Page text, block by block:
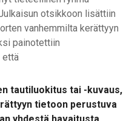
otsikkoon lisättiin
vanhemmilta kerättyyn
painotettiin
että
tautiluokitus tai -kuvaus,
tietoon perustuva